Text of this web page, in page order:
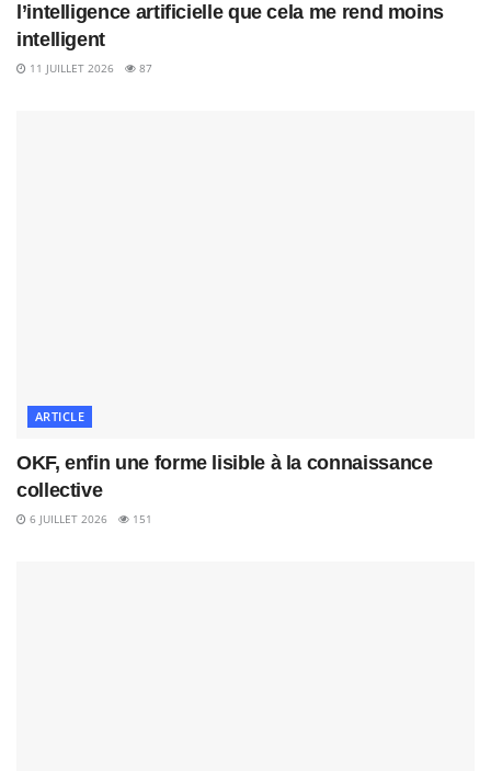
l’intelligence artificielle que cela me rend moins
intelligent
11 JUILLET 2026 87
ARTICLE
OKF, enfin une forme lisible à la connaissance
collective
6 JUILLET 2026 151